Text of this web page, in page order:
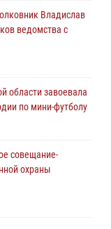
Владислав
ведомства с
области завоевала
по мини-футболу
совещание-
охраны